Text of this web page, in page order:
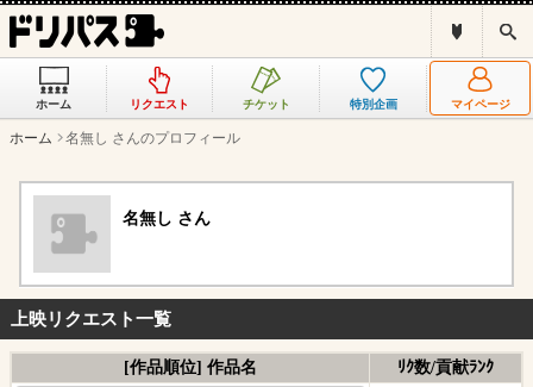
リ
ス
と
索
ホーム リクエスト チケット 特別企画 マイページ
ホーム 名無し さんのプロフィール
名無し さん
上映リクエスト一覧
[作品順位] 作品名
ﾘｸ数/貢献ﾗﾝｸ